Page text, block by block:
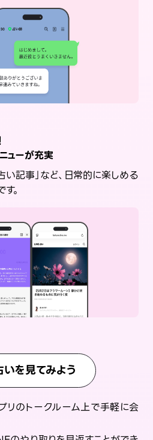
ューが充実
い記事」など、日常的に楽しめる
。
を見てみよう
リのトークルーム上で手軽に会